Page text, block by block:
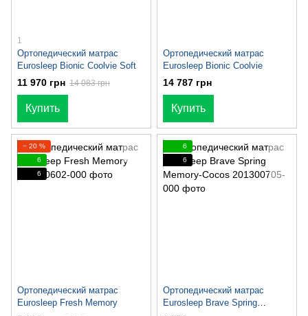
1
Ортопедический матрас
Eurosleep Bionic Coolvie Soft
11 970 грн 14 083 грн
Купить
Ортопедический матрас
Eurosleep Bionic Coolvie
14 787 грн
Купить
− 20 %
6
6
Ортопедический матрас
Eurosleep Fresh Memory
6
6
Ортопедический матрас
Eurosleep Brave Spring